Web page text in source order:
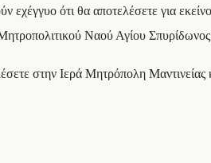
εχέγγυο ότι θα αποτελέσετε για
Ναού Αγίου
στην Ιερά Μητρόπολη Μαντινείας